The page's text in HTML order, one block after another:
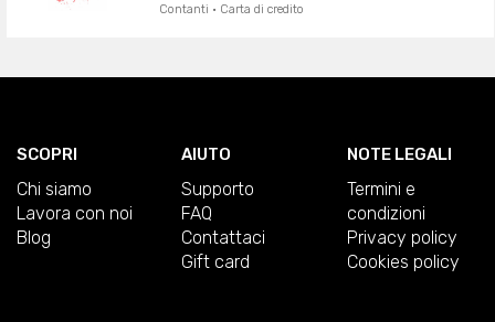
Contanti · Carta di credito
SCOPRI
Chi siamo
Lavora con noi
Blog
AIUTO
Supporto
FAQ
Contattaci
Gift card
NOTE LEGALI
Termini e
condizioni
Privacy policy
Cookies policy